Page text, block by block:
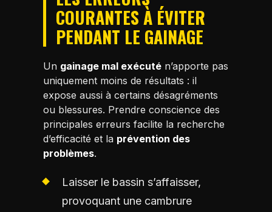
COURANTES À ÉVITER
PENDANT LE GAINAGE
Un gainage mal exécuté n’apporte pas
uniquement moins de résultats : il
expose aussi à certains désagréments
ou blessures. Prendre conscience des
principales erreurs facilite la recherche
d’efficacité et la prévention des
problèmes.
Laisser le bassin s’affaisser,
provoquant une cambrure